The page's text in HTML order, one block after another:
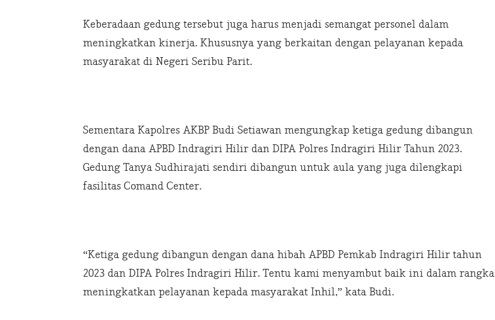
Keberadaan gedung tersebut juga harus menjadi semangat personel dalam
meningkatkan kinerja. Khususnya yang berkaitan dengan pelayanan kepada
masyarakat di Negeri Seribu Parit.
Sementara Kapolres AKBP Budi Setiawan mengungkap ketiga gedung dibangun
dengan dana APBD Indragiri Hilir dan DIPA Polres Indragiri Hilir Tahun 2023.
Gedung Tanya Sudhirajati sendiri dibangun untuk aula yang juga dilengkapi
fasilitas Comand Center.
“Ketiga gedung dibangun dengan dana hibah APBD Pemkab Indragiri Hilir tahun
2023 dan DIPA Polres Indragiri Hilir. Tentu kami menyambut baik ini dalam rangka
meningkatkan pelayanan kepada masyarakat Inhil,” kata Budi.